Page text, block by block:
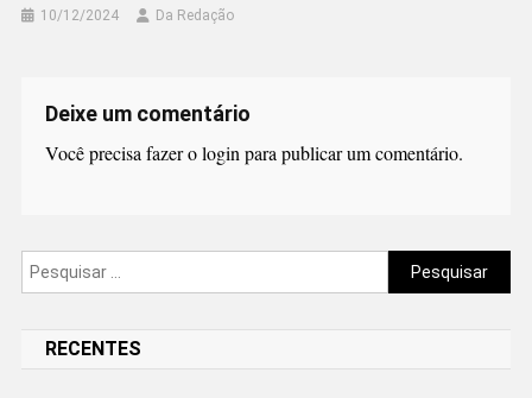
10/12/2024 Da Redação
Deixe um comentário
Você precisa fazer ologinpara publicar um comentário.
Pesquisar
por:
RECENTES